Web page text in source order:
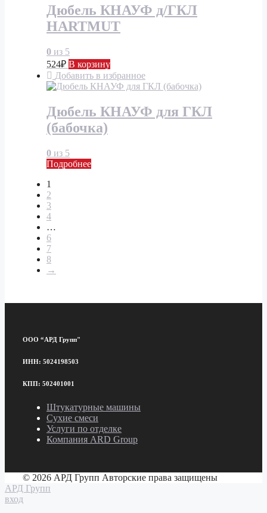
Дюбель КНАУФ д/ГКЛ
HARTMUT
0 из 5
524₽ В корзину
Добавить в избранное
Дюбель КНАУФ для ГКЛ
(бабочка)
0 из 5
Подробнее
1
2
3
4
…
6
7
8
→
ООО “АРД Групп"
ИНН: 5024198503
КПП: 502401001
Штукатурные машины
Сухие смеси
Услуги по отделке
Компания ARD Group
© 2026 АРД Групп Авторские права защищены
АРД Групп
вход